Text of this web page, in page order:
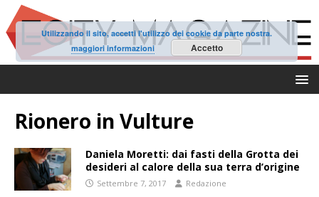
Rionero in Vulture
Daniela Moretti: dai fasti della Grotta dei
desideri al calore della sua terra d’origine
Settembre 7, 2017 Redazione
Utilizzando il sito, accetti l'utilizzo dei cookie da parte nostra.
maggiori informazioni
Accetto